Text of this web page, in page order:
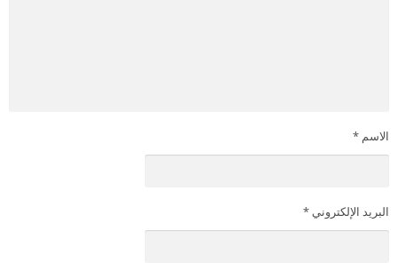
الاسم *
البريد الإلكتروني *